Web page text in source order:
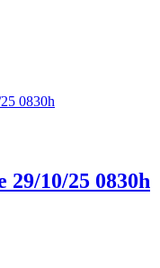
29/10/25 0830h